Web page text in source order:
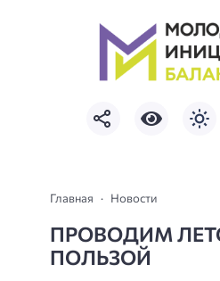
Главная Новости
ПРОВОДИМ
ПОЛЬЗОЙ